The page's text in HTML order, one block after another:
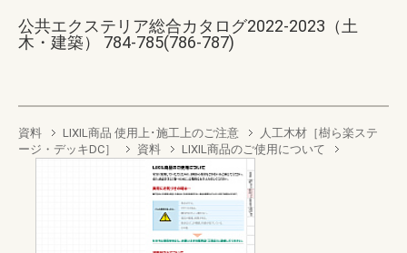
公共エクステリア総合カタログ2022-2023（土
木・建築） 784-785(786-787)
資料 LIXIL商品 使用上･施工上のご注意
人工木材［樹ら楽ステ
ージ・デッキDC］
資料 LIXIL商品のご使用について